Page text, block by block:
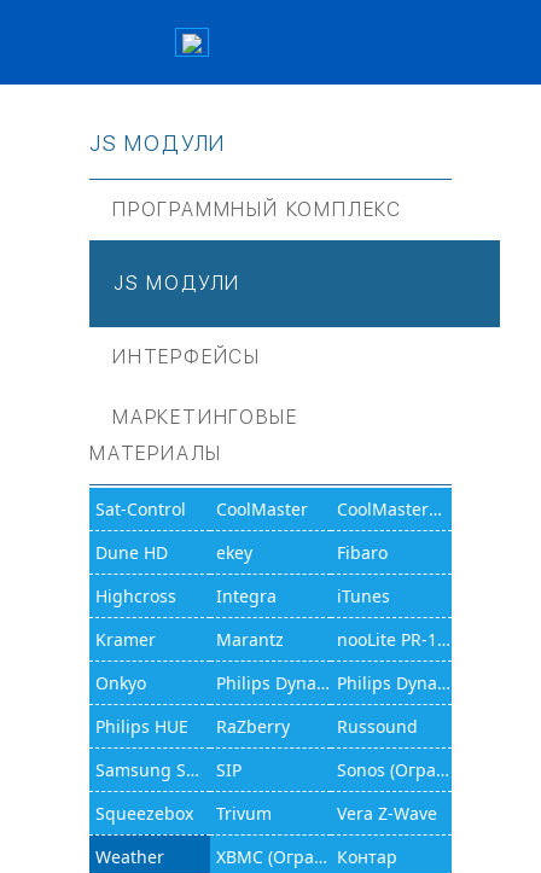
JS МОДУЛИ
ПРОГРАММНЫЙ КОМПЛЕКС
JS МОДУЛИ
ИНТЕРФЕЙСЫ
МАРКЕТИНГОВЫЕ
МАТЕРИАЛЫ
Sat-Control CoolMaster
CoolMasterNet
Dune HD
ekey
Fibaro
Highcross
Integra
iTunes
Kramer
Marantz
nooLite PR-1132
Onkyo
Philips Dynalite
Philips Dynalite (JAMware)
Philips HUE
RaZberry
Russound
Samsung Smart TV
SIP
Sonos (Ограниченный функционал)
Squeezebox
Trivum
Vera Z-Wave
Weather
XBMC (Ограниченный функционал) Контар